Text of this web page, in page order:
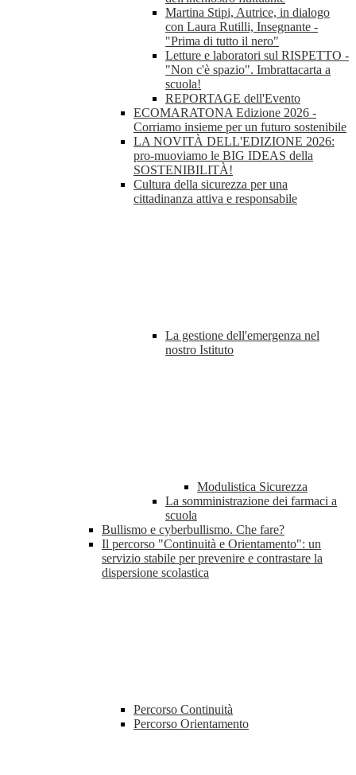
Martina Stipi, Autrice, in dialogo
con Laura Rutilli, Insegnante -
"Prima di tutto il nero"
Letture e laboratori sul RISPETTO -
"Non c'è spazio". Imbrattacarta a
scuola!
REPORTAGE dell'Evento
ECOMARATONA Edizione 2026 -
Corriamo insieme per un futuro sostenibile
LA NOVITÀ DELL'EDIZIONE 2026:
pro-muoviamo le BIG IDEAS della
SOSTENIBILITÀ!
Cultura della sicurezza per una
cittadinanza attiva e responsabile
La gestione dell'emergenza nel
nostro Istituto
Modulistica Sicurezza
La somministrazione dei farmaci a
scuola
Bullismo e cyberbullismo. Che fare?
Il percorso "Continuità e Orientamento": un
servizio stabile per prevenire e contrastare la
dispersione scolastica
Percorso Continuità
Percorso Orientamento